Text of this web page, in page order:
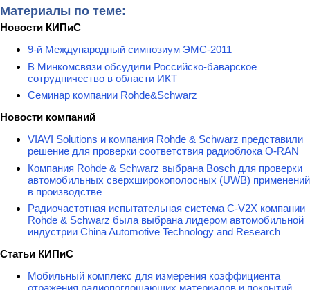
Материалы по теме:
Новости КИПиС
9-й Международный симпозиум ЭМС-2011
В Минкомсвязи обсудили Российско-баварское
сотрудничество в области ИКТ
Семинар компании Rohde&Schwarz
Новости компаний
VIAVI Solutions и компания Rohde & Schwarz представили
решение для проверки соответствия радиоблока O-RAN
Компания Rohde & Schwarz выбрана Bosch для проверки
автомобильных сверхширокополосных (UWB) применений
в производстве
Радиочастотная испытательная система C-V2X компании
Rohde & Schwarz была выбрана лидером автомобильной
индустрии China Automotive Technology and Research
Статьи КИПиС
Мобильный комплекс для измерения коэффициента
отражения радиопоглощающих материалов и покрытий